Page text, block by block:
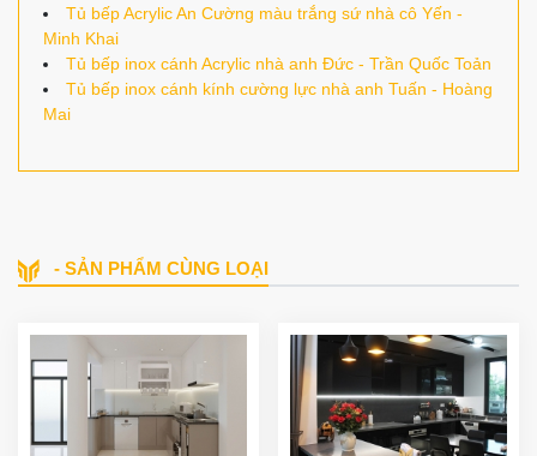
Tủ bếp Acrylic An Cường màu trắng sứ nhà cô Yến -
Minh Khai
Tủ bếp inox cánh Acrylic nhà anh Đức - Trần Quốc Toản
Tủ bếp inox cánh kính cường lực nhà anh Tuấn - Hoàng
Mai
- SẢN PHẨM CÙNG LOẠI